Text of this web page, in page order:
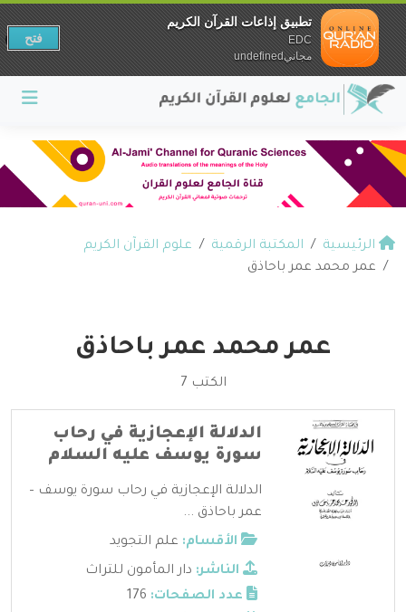
الرئيسية المكتبة الرقمية
علوم القرآن الكريم
عمر محمد عمر باحاذق
عمر محمد عمر باحاذق
الكتب 7
الدلالة الإعجازية في رحاب
سورة يوسف عليه السلام
الدلالة الإعجازية في رحاب سورة يوسف –
عمر باحاذق ...
الأقسام: علم التجويد
الناشر: دار المأمون للتراث
عدد الصفحات:
تطبيق إذاعات القرآن الكريم
EDC
مجانيundefined
فتح